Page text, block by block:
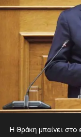
Η Θράκη μπαίνει στο